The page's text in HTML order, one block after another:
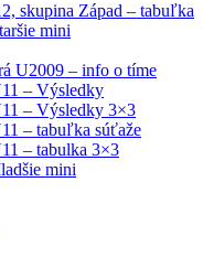
skupina Západ – tabuľka
mini
U2009 – info o tíme
– Výsledky
– Výsledky 3×3
– tabuľka súťaže
– tabulka 3×3
mini